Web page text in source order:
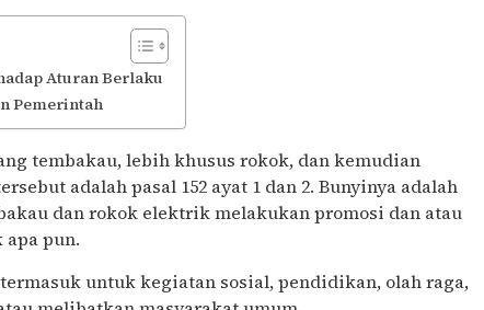
Aturan Berlaku
Pemerintah
tembakau, lebih khusus rokok, dan kemudian
adalah pasal 152 ayat 1 dan 2. Bunyinya adalah
dan rokok elektrik melakukan promosi dan atau
pun.
untuk kegiatan sosial, pendidikan, olah raga,